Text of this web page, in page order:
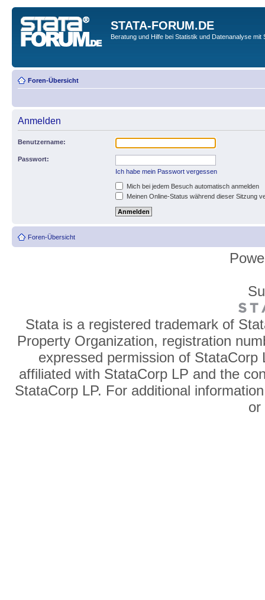
STATA-FORUM.DE
Beratung und Hilfe bei Statistik und Datenanalyse mit
Foren-Übersicht
Anmelden
Benutzername:
Passwort:
Ich habe mein Passwort vergessen
Mich bei jedem Besuch automatisch anmelden
Meinen Online-Status während dieser Sitzung
Foren-Übersicht
Stata is a registered trademark of
Property Organization, registration
expressed permission of
affiliated with StataCorp LP and the
StataCorp LP. For additional
or